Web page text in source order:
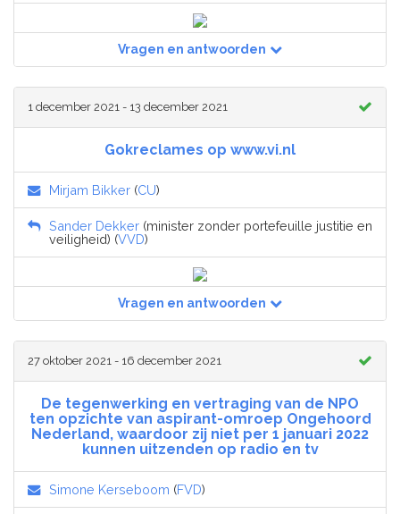
Vragen en antwoorden
1 december 2021 - 13 december 2021
Gokreclames op www.vi.nl
Mirjam Bikker (CU)
Sander Dekker (minister zonder portefeuille justitie en
veiligheid) (VVD)
Vragen en antwoorden
27 oktober 2021 - 16 december 2021
De tegenwerking en vertraging van de NPO
ten opzichte van aspirant-omroep Ongehoord
Nederland, waardoor zij niet per 1 januari 2022
kunnen uitzenden op radio en tv
Simone Kerseboom (FVD)